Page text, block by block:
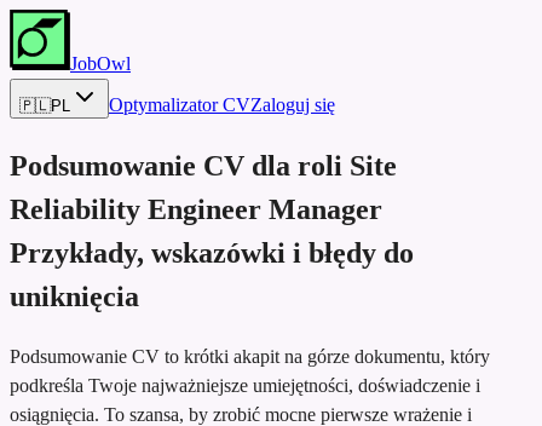
JobOwl
🇵🇱PL Optymalizator CVZaloguj się
Podsumowanie CV dla roli Site
Reliability Engineer Manager
Przykłady, wskazówki i błędy do
uniknięcia
Podsumowanie CV to krótki akapit na górze dokumentu, który
podkreśla Twoje najważniejsze umiejętności, doświadczenie i
osiągnięcia. To szansa, by zrobić mocne pierwsze wrażenie i